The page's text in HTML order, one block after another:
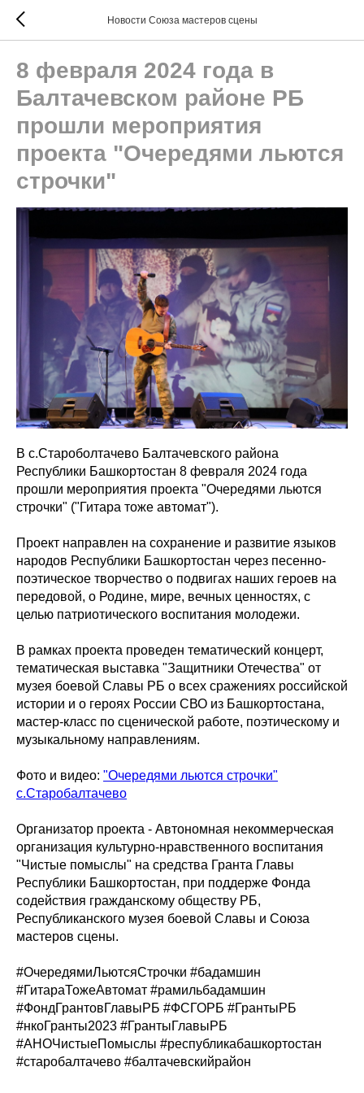
Новости Союза мастеров сцены
8 февраля 2024 года в
Балтачевском районе РБ
прошли мероприятия
проекта "Очередями льются
строчки"
В с.Староболтачево Балтачевского района
Республики Башкортостан 8 февраля 2024 года
прошли мероприятия проекта "Очередями льются
строчки" ("Гитара тоже автомат").
Проект направлен на сохранение и развитие языков
народов Республики Башкортостан через песенно-
поэтическое творчество о подвигах наших героев на
передовой, о Родине, мире, вечных ценностях, с
целью патриотического воспитания молодежи.
В рамках проекта проведен тематический концерт,
тематическая выставка "Защитники Отечества" от
музея боевой Славы РБ о всех сражениях российской
истории и о героях России СВО из Башкортостана,
мастер-класс по сценической работе, поэтическому и
музыкальному направлениям.
Фото и видео: "Очередями льются строчки"
с.Старобалтачево
Организатор проекта - Автономная некоммерческая
организация культурно-нравственного воспитания
"Чистые помыслы" на средства Гранта Главы
Республики Башкортостан, при поддерже Фонда
содействия гражданскому обществу РБ,
Республиканского музея боевой Славы и Союза
мастеров сцены.
#ОчередямиЛьютсяСтрочки #бадамшин
#ГитараТожеАвтомат #рамильбадамшин
#ФондГрантовГлавыРБ #ФСГОРБ #ГрантыРБ
#нкоГранты2023 #ГрантыГлавыРБ
#АНОЧистыеПомыслы #республикабашкортостан
#старобалтачево #балтачевскийрайон